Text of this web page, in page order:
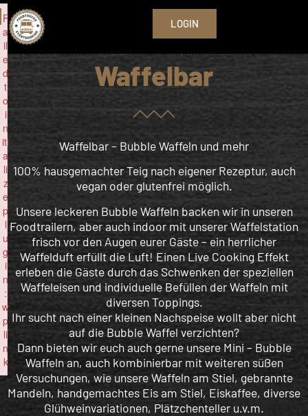
LOGIN
Waffelbar
Waffelbar – Bubble Waffeln und mehr
100% hausgemachter Teig nach eigener Rezeptur, auch
vegan oder glutenfrei möglich.
Unsere leckeren Bubble Waffeln backen wir in unseren
Foodtrailern, aber auch indoor mit unserer Waffelstation
frisch vor den Augen eurer Gäste – ein herrlicher
Waffelduft erfüllt die Luft! Einen Live Cooking Effekt
erleben die Gäste durch das Schwenken der speziellen
Waffeleisen und individuelle Befüllen der Waffeln mit
diversen Toppings.
Ihr sucht nach einer kleinen Nachspeise wollt aber nicht
auf die Bubble Waffel verzichten?
Dann bieten wir euch auch gerne unsere Mini – Bubble
Waffeln an, auch kombinierbar mit weiteren süßen
Versuchungen, wie unsere Waffeln am Stiel, gebrannte
Mandeln, handgemachtes Eis am Stiel, Eiskaffee, diverse
Glühweinvariationen, Plätzchenteller u.v.m.
F
a
il
e
d
t
o
i
n
iti
a
li
z
e
p
l
u
g
i
n
:
w
p
li
n
k
to initialize plugin: wplink